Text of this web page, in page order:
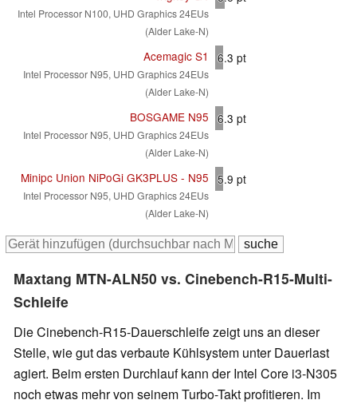
Intel Processor N100, UHD Graphics 24EUs
(Alder Lake-N)
Acemagic S1
Intel Processor N95, UHD Graphics 24EUs
(Alder Lake-N)
6.3 pt
BOSGAME N95
Intel Processor N95, UHD Graphics 24EUs
(Alder Lake-N)
6.3 pt
Minipc Union NiPoGi GK3PLUS - N95
Intel Processor N95, UHD Graphics 24EUs
(Alder Lake-N)
5.9 pt
Maxtang MTN-ALN50 vs. Cinebench-R15-Multi-
Schleife
Die Cinebench-R15-Dauerschleife zeigt uns an dieser
Stelle, wie gut das verbaute Kühlsystem unter Dauerlast
agiert. Beim ersten Durchlauf kann der Intel Core i3-N305
noch etwas mehr von seinem Turbo-Takt profitieren. Im